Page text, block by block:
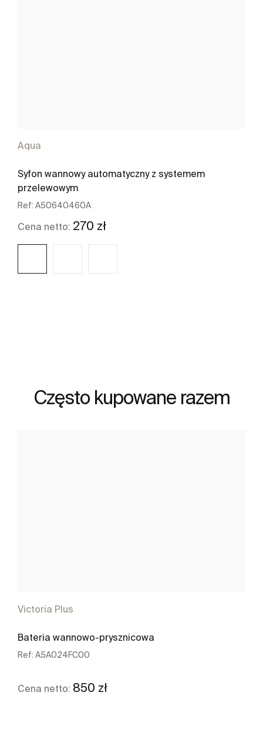
Aqua
Syfon wannowy automatyczny z systemem
przelewowym
Ref: A50640460A
Cena netto: 270 zł
Często kupowane razem
Victoria Plus
Bateria wannowo-prysznicowa
Ref: A5A024FC00
Cena netto: 850 zł